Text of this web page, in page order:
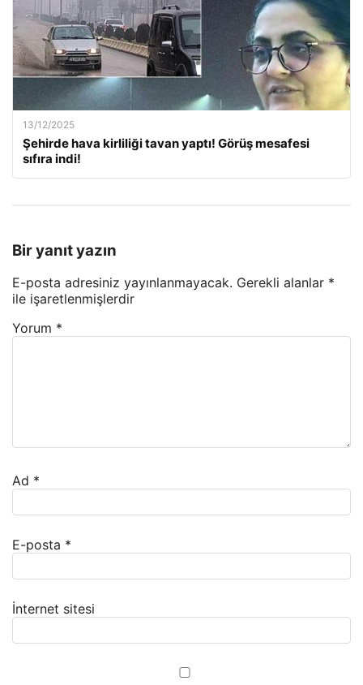
13/12/2025
Şehirde hava kirliliği tavan yaptı! Görüş mesafesi
sıfıra indi!
Bir yanıt yazın
E-posta adresiniz yayınlanmayacak. Gerekli alanlar *
ile işaretlenmişlerdir
Yorum *
Ad *
E-posta *
İnternet sitesi